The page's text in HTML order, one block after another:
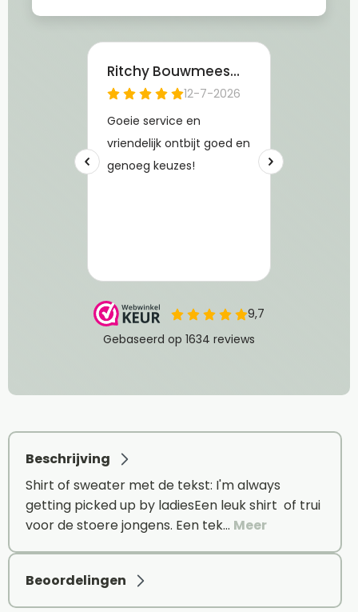
Beschrijving
Shirt of sweater met de tekst: I'm always
getting picked up by ladiesEen leuk shirt of trui
voor de stoere jongens. Een tek… Meer
Beoordelingen